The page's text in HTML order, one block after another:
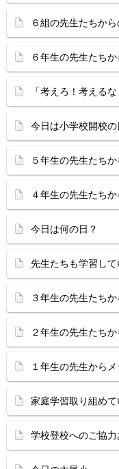
６組の先生たちか
６年生の先生たち
「考えろ！考えるな
今日は小学校開校の
５年生の先生たち
４年生の先生たち
今日は何の日？
先生たちも学習して
３年生の先生たち
２年生の先生たち
１年生の先生から
家庭学習取り組めて
学校登校へのご協